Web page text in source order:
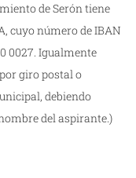
de Serón tiene
cuyo número de IBAN
0027. Igualmente
giro postal o
debiendo
del aspirante.)